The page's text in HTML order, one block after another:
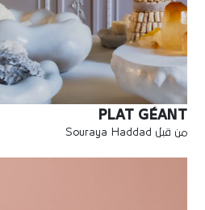
PLAT GÉANT
من قبل Souraya Haddad